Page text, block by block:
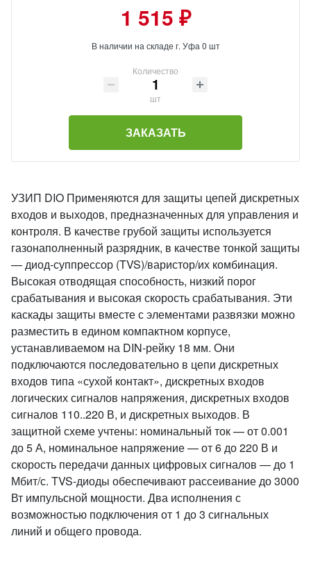
1 515 ₽
В наличии на складе г. Уфа 0 шт
Количество
шт
ЗАКАЗАТЬ
УЗИП DIO Применяются для защиты цепей дискретных
входов и выходов, предназначенных для управления и
контроля. В качестве грубой защиты используется
газонаполненный разрядник, в качестве тонкой защиты
— диод-суппрессор (TVS)/варистор/их комбинация.
Высокая отводящая способность, низкий порог
срабатывания и высокая скорость срабатывания. Эти
каскады защиты вместе с элементами развязки можно
разместить в едином компактном корпусе,
устанавливаемом на DIN-рейку 18 мм. Они
подключаются последовательно в цепи дискретных
входов типа «сухой контакт», дискретных входов
логических сигналов напряжения, дискретных входов
сигналов 110..220 В, и дискретных выходов. В
защитной схеме учтены: номинальный ток — от 0.001
до 5 А, номинальное напряжение — от 6 до 220 В и
скорость передачи данных цифровых сигналов — до 1
Мбит/с. TVS-диоды обеспечивают рассеивание до 3000
Вт импульсной мощности. Два исполнения с
возможностью подключения от 1 до 3 сигнальных
линий и общего провода.